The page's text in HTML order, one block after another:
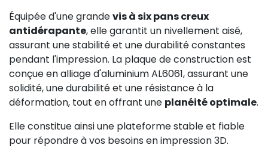
Équipée d'une grandevis à six pans creux
antidérapante, elle garantit un nivellement aisé,
assurant une stabilité et une durabilité constantes
pendant l'impression. La plaque de construction est
conçue en alliage d'aluminium AL6061, assurant une
solidité, une durabilité et une résistance à la
déformation, tout en offrant une planéité optimale.
Elle constitue ainsi une plateforme stable et fiable
pour répondre à vos besoins en impression 3D.